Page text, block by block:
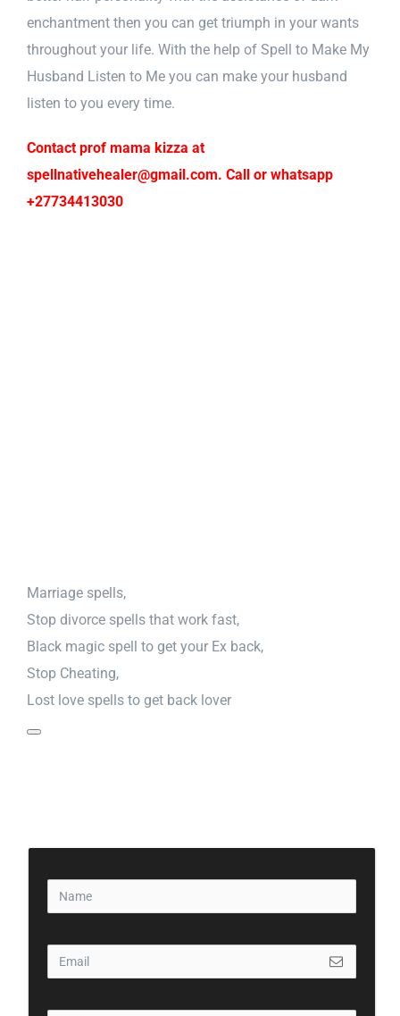
enchantment then you can get triumph in your wants
throughout your life. With the help of Spell to Make My
Husband Listen to Me you can make your husband
listen to you every time.
Contact prof mama kizza at
spellnativehealer@gmail.com. Call or whatsapp
+27734413030
Marriage spells,
Stop divorce spells that work fast,
Black magic spell to get your Ex back,
Stop Cheating,
Lost love spells to get back lover